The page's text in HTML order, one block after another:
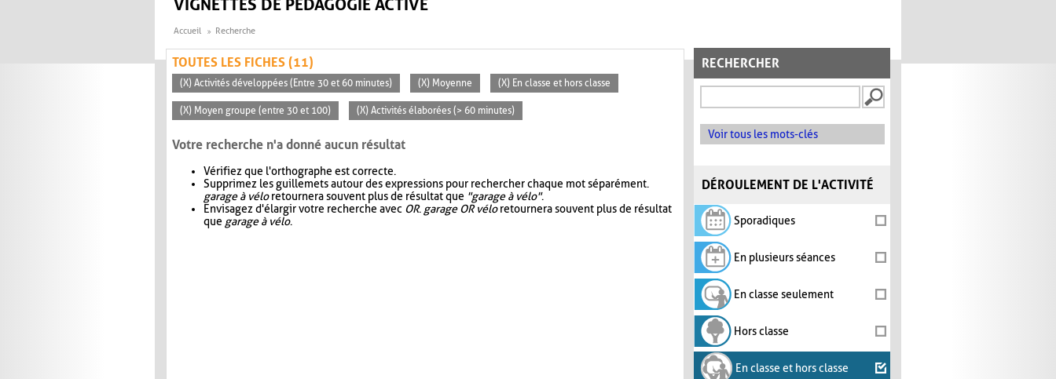
VIGNETTES DE PÉDAGOGIE ACTIVE
Accueil Recherche
RECHERCHER
Voir tous les mots-clés
DÉROULEMENT DE L'ACTIVITÉ
Sporadiques
En plusieurs séances
En classe seulement
Hors classe
En classe et hors classe
TOUTES LES FICHES (11)
(X) Activités développées (Entre 30 et 60 minutes) (X) Moyenne (X) En classe et hors classe
(X) Moyen groupe (entre 30 et 100) (X) Activités élaborées (> 60 minutes)
Votre recherche n'a donné aucun résultat
Vérifiez que l'orthographe est correcte.
Supprimez les guillemets autour des expressions pour rechercher chaque mot séparément.
garage à véloretournera souvent plus de résultat que "garage à vélo".
Envisagez d'élargir votre recherche avec OR. garage OR véloretournera souvent plus de résultat
que garage à vélo.